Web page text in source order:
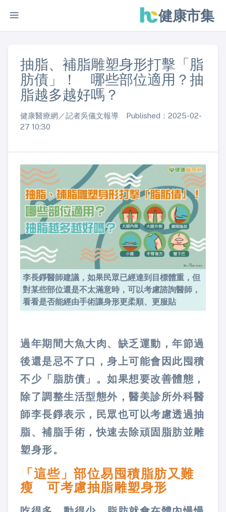
健康市集
抽脂、補脂雕塑身形打擊「脂
肪債」！ 哪些部位適用？抽
脂越多越好嗎？
健康醫療網／記者吳儀文報導 Published：2025-02-
27 10:30
李長錚醫師建議，如果民眾已經達到目標體重，但
對某些部位還是不太滿意時，可以考慮諮詢醫師，
看看是否能經由手術讓身形更柔順、更服貼
過年期間大魚大肉、缺乏運動，年節過
後還是忌不了口，身上可能會因此囤積
不少「脂肪債」。如果想要改善體態，
除了調整生活型態外，醫美診所外科醫
師李長錚表示，民眾也可以考慮透過抽
脂、補脂手術，快速去除頑固脂肪並雕
塑身形。
「這些」部位易囤積脂肪又難
瘦 可考慮抽脂雕塑身形